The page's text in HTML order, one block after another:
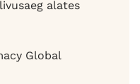
alates
Global